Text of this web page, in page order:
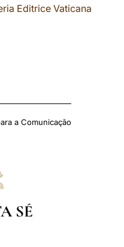
Editrice Vaticana
a Comunicação
SÉ